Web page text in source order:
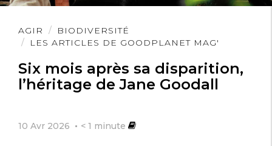
AGIR
BIODIVERSITÉ
LES ARTICLES DE GOODPLANET MAG'
Six mois après sa disparition,
l’héritage de Jane Goodall
10 Avr 2026 < 1 minute
Lire
l'article